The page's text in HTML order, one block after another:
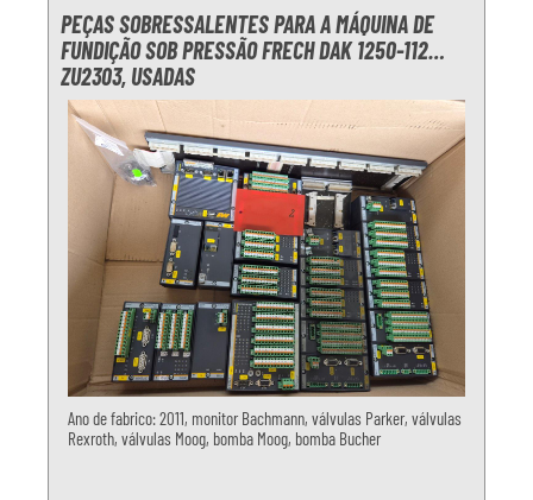
PEÇAS SOBRESSALENTES PARA A MÁQUINA DE
FUNDIÇÃO SOB PRESSÃO FRECH DAK 1250-112
ZU2303, USADAS
Ano de fabrico: 2011, monitor Bachmann, válvulas Parker, válvulas
Rexroth, válvulas Moog, bomba Moog, bomba Bucher